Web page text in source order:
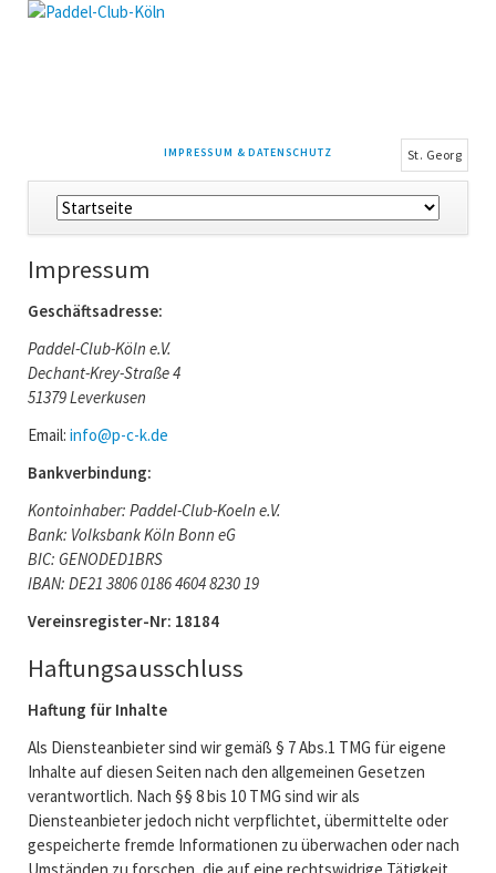
NAVIGATION
IMPRESSUM & DATENSCHUTZ St. Georg
Navigation
überspringen
Impressum
Geschäftsadresse:
Paddel-Club-Köln e.V.
Dechant-Krey-Straße 4
51379 Leverkusen
Email: info@p-c-k.de
Bankverbindung:
Kontoinhaber: Paddel-Club-Koeln e.V.
Bank: Volksbank Köln Bonn eG
BIC: GENODED1BRS
IBAN: DE21 3806 0186 4604 8230 19
Vereinsregister-Nr: 18184
Haftungsausschluss
Haftung für Inhalte
Als Diensteanbieter sind wir gemäß § 7 Abs.1 TMG für eigene
Inhalte auf diesen Seiten nach den allgemeinen Gesetzen
verantwortlich. Nach §§ 8 bis 10 TMG sind wir als
Diensteanbieter jedoch nicht verpflichtet, übermittelte oder
gespeicherte fremde Informationen zu überwachen oder nach